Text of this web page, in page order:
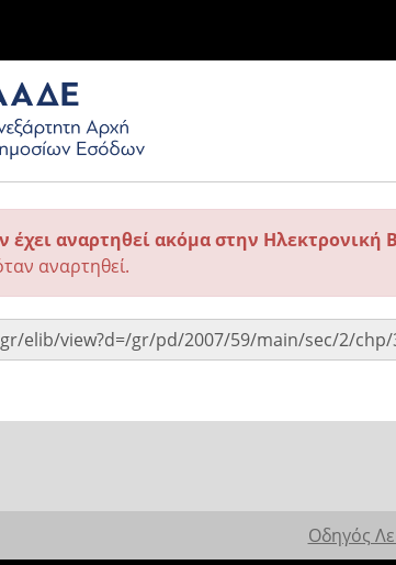
έχει αναρτηθεί ακόμα στην Ηλεκτρονική
αναρτηθεί.
Οδηγός